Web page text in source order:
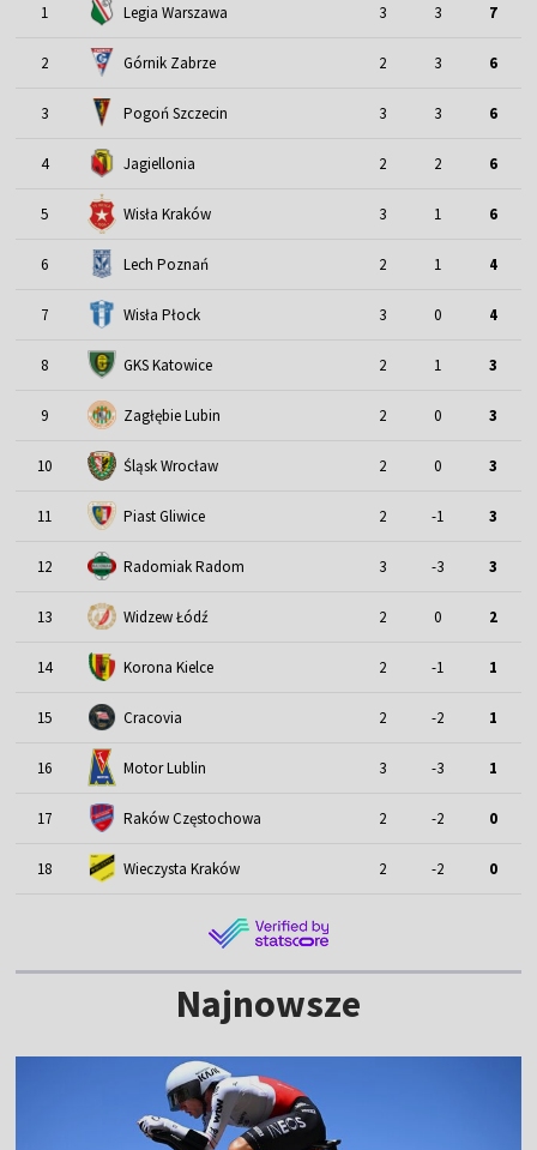
1 Legia Warszawa 3 3 7
2 Górnik Zabrze 2 3 6
3 Pogoń Szczecin 3 3 6
4 Jagiellonia 2 2 6
5 Wisła Kraków 3 1 6
6 Lech Poznań 2 1 4
7 Wisła Płock 3 0 4
8 GKS Katowice 2 1 3
9 Zagłębie Lubin 2 0 3
10 Śląsk Wrocław 2 0 3
11 Piast Gliwice 2 -1 3
12 Radomiak Radom 3 -3 3
13 Widzew Łódź 2 0 2
14 Korona Kielce 2 -1 1
15 Cracovia 2 -2 1
16 Motor Lublin 3 -3 1
17 Raków Częstochowa 2 -2 0
18 Wieczysta Kraków 2 -2 0
Najnowsze